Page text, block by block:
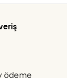
ödeme